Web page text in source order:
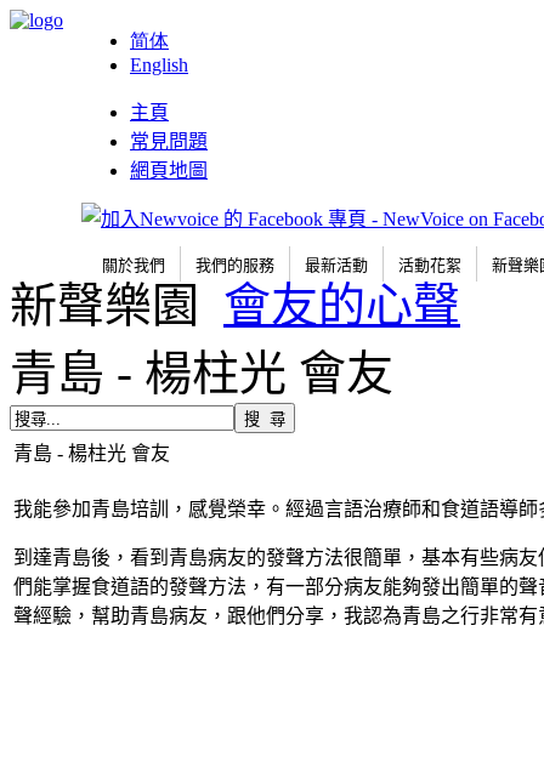
简体
English
主頁
常見問題
網頁地圖
關於我們 我們的服務 最新活動 活動花絮 新聲樂
新聲樂園
會友的心聲
青島 - 楊柱光 會友
青島 - 楊柱光 會友
我能參加青島培訓，感覺榮幸。經過言語治療師和食道語導
到達青島後，看到青島病友的發聲方法很簡單，基本有些病
們能掌握食道語的發聲方法，有一部分病友能夠發出簡單的
聲經驗，幫助青島病友，跟他們分享，我認為青島之行非常有